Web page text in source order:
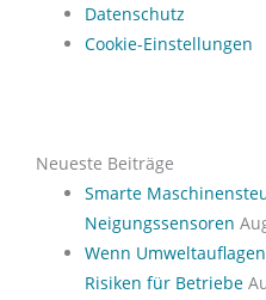
Datenschutz
Cookie-Einstellungen
Neueste Beiträge
Smarte
Neigungssensoren
Wenn
Risiken für Betriebe